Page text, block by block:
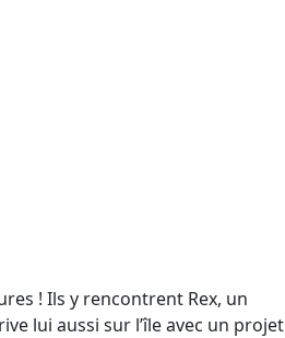
! Ils y rencontrent Rex, un
lui aussi sur l’île avec un projet